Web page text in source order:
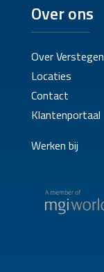
Over ons
Over Verstegen
Locaties
Contact
Klantenportaal
Werken bij